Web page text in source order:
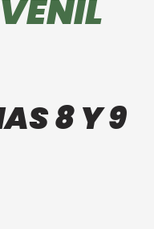
8 Y 9